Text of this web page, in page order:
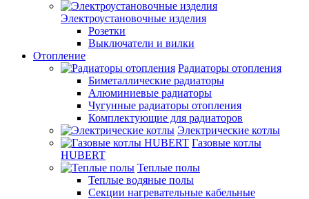
Электроустановочные изделия
Розетки
Выключатели и вилки
Отопление
Радиаторы отопления
Биметаллические радиаторы
Алюминиевые радиаторы
Чугунные радиаторы отопления
Комплектующие для радиаторов
Электрические котлы
Газовые котлы
HUBERT
Теплые полы
Теплые водяные полы
Секции нагревательные кабельные